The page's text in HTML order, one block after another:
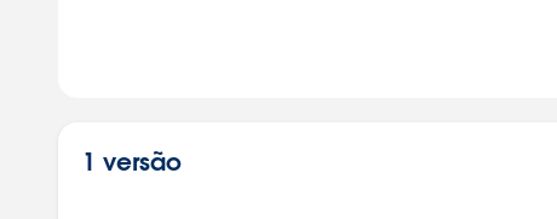
1 versão